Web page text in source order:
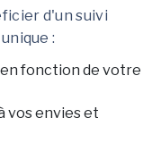
d'un suivi
:
en fonction de votre
vos envies et